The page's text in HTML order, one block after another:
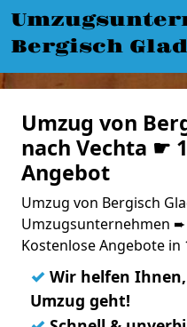
Bergisch
Umzug von
nach Vechta ☛
Angebot
Umzug von Bergisch
Umzugsunternehmen ➨
Kostenlose Angebote in
✓ Wir helfen
Umzug geht!